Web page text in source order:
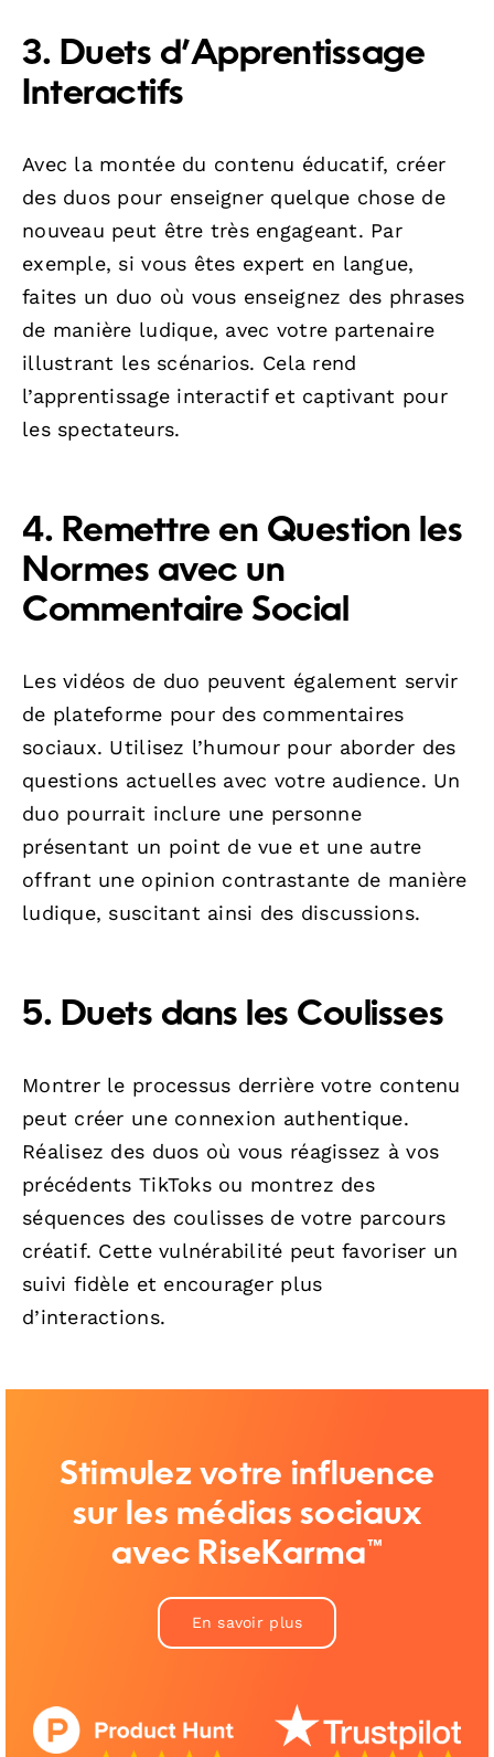
3. Duets d’Apprentissage
Interactifs
Avec la montée du contenu éducatif, créer
des duos pour enseigner quelque chose de
nouveau peut être très engageant. Par
exemple, si vous êtes expert en langue,
faites un duo où vous enseignez des phrases
de manière ludique, avec votre partenaire
illustrant les scénarios. Cela rend
l’apprentissage interactif et captivant pour
les spectateurs.
4. Remettre en Question les
Normes avec un
Commentaire Social
Les vidéos de duo peuvent également servir
de plateforme pour des commentaires
sociaux. Utilisez l’humour pour aborder des
questions actuelles avec votre audience. Un
duo pourrait inclure une personne
présentant un point de vue et une autre
offrant une opinion contrastante de manière
ludique, suscitant ainsi des discussions.
5. Duets dans les Coulisses
Montrer le processus derrière votre contenu
peut créer une connexion authentique.
Réalisez des duos où vous réagissez à vos
précédents TikToks ou montrez des
séquences des coulisses de votre parcours
créatif. Cette vulnérabilité peut favoriser un
suivi fidèle et encourager plus
d’interactions.
Stimulez votre influence
sur les médias sociaux
avec RiseKarma™
En savoir plus